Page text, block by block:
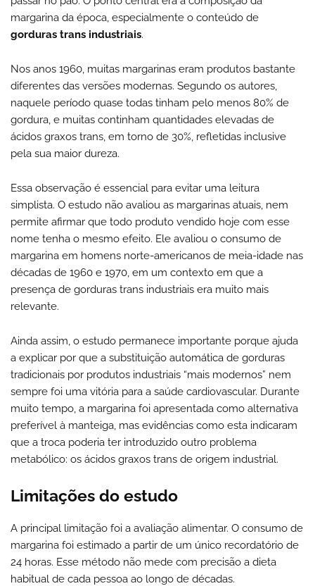
margarina da época, especialmente o conteúdo de
gorduras trans industriais.
Nos anos 1960, muitas margarinas eram produtos bastante
diferentes das versões modernas. Segundo os autores,
naquele período quase todas tinham pelo menos 80% de
gordura, e muitas continham quantidades elevadas de
ácidos graxos trans, em torno de 30%, refletidas inclusive
pela sua maior dureza.
Essa observação é essencial para evitar uma leitura
simplista. O estudo não avaliou as margarinas atuais, nem
permite afirmar que todo produto vendido hoje com esse
nome tenha o mesmo efeito. Ele avaliou o consumo de
margarina em homens norte-americanos de meia-idade nas
décadas de 1960 e 1970, em um contexto em que a
presença de gorduras trans industriais era muito mais
relevante.
Ainda assim, o estudo permanece importante porque ajuda
a explicar por que a substituição automática de gorduras
tradicionais por produtos industriais “mais modernos” nem
sempre foi uma vitória para a saúde cardiovascular. Durante
muito tempo, a margarina foi apresentada como alternativa
preferível à manteiga, mas evidências como esta indicaram
que a troca poderia ter introduzido outro problema
metabólico: os ácidos graxos trans de origem industrial.
Limitações do estudo
A principal limitação foi a avaliação alimentar. O consumo de
margarina foi estimado a partir de um único recordatório de
24 horas. Esse método não mede com precisão a dieta
habitual de cada pessoa ao longo de décadas.